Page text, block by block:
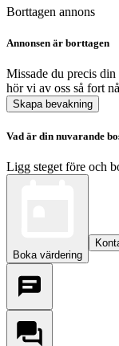
Borttagen annons
Annonsen är borttagen
Missade du precis din
hör vi av oss så fort
Skapa bevakning
Vad är din nuvarande
Ligg steget före och
Boka värdering